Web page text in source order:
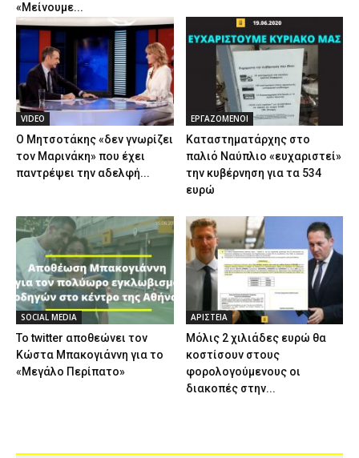
«Μείνουμε...
VIDEO
Ο Μητσοτάκης «δεν γνωρίζει
τον Μαρινάκη» που έχει
παντρέψει την αδελφή...
ΕΡΓΑΖΟΜΕΝΟΙ
Καταστηματάρχης στο
παλιό Ναύπλιο «ευχαριστεί»
την κυβέρνηση για τα 534
ευρώ
SOCIAL MEDIA
Το twitter αποθεώνει τον
Κώστα Μπακογιάννη για το
«Μεγάλο Περίπατο»
ΑΡΙΣΤΕΙΑ
Μόλις 2 χιλιάδες ευρώ θα
κοστίσουν στους
φορολογούμενους οι
διακοπές στην...